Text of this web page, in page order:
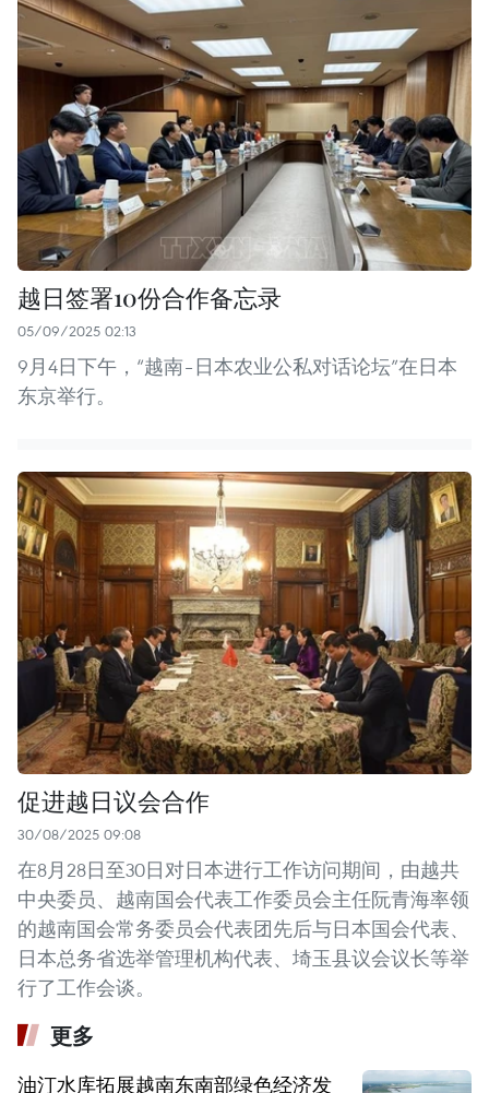
越日签署10份合作备忘录
05/09/2025 02:13
9月4日下午，“越南–日本农业公私对话论坛”在日本
东京举行。
促进越日议会合作
30/08/2025 09:08
在8月28日至30日对日本进行工作访问期间，由越共
中央委员、越南国会代表工作委员会主任阮青海率领
的越南国会常务委员会代表团先后与日本国会代表、
日本总务省选举管理机构代表、埼玉县议会议长等举
行了工作会谈。
更多
油汀水库拓展越南东南部绿色经济发